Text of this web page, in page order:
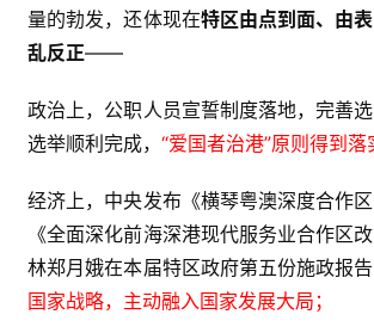
量的勃发，还体现在特区由点到面、由
乱反正——
政治上，公职人员宣誓制度落地，完善
选举顺利完成， “爱国者治港”原则得到落
经济上，中央发布《横琴粤澳深度合作区
《全面深化前海深港现代服务业合作区
林郑月娥在本届特区政府第五份施政报
国家战略，主动融入国家发展大局 ；